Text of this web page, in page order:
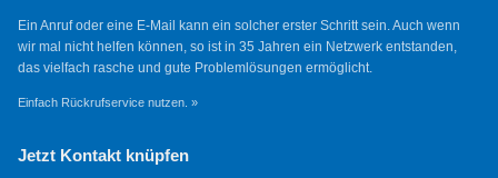
Ein Anruf oder eine E-Mail kann ein solcher erster Schritt sein. Auch wenn
wir mal nicht helfen können, so ist in 35 Jahren ein Netzwerk entstanden,
das vielfach rasche und gute Problemlösungen ermöglicht.
Einfach Rückrufservice nutzen. »
Jetzt Kontakt knüpfen